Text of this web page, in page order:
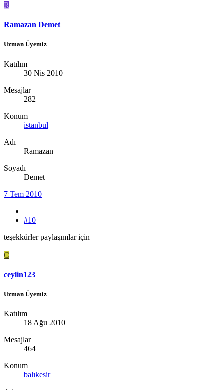
R
Ramazan Demet
Uzman Üyemiz
Katılım
30 Nis 2010
Mesajlar
282
Konum
istanbul
Adı
Ramazan
Soyadı
Demet
7 Tem 2010
#10
teşekkürler paylaşımlar için
C
ceylin123
Uzman Üyemiz
Katılım
18 Ağu 2010
Mesajlar
464
Konum
balıkesir